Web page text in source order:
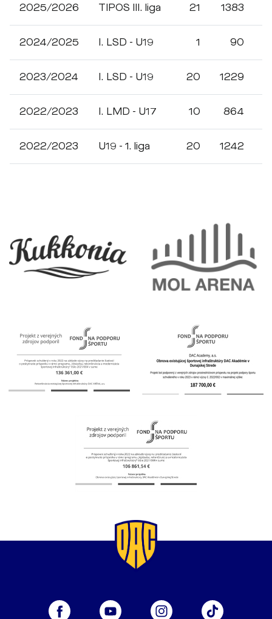
2025/2026 TIPOS III. liga 21 1383
2024/2025 I. LSD - U19 1 90
2023/2024 I. LSD - U19 20 1229
2022/2023 I. LMD - U17 10 864
2022/2023 U19 - 1. liga 20 1242